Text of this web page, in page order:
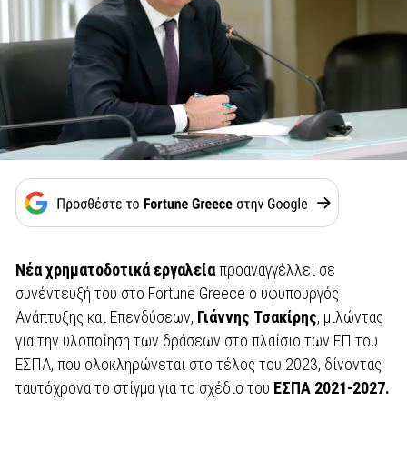
Νέα χρηματοδοτικά εργαλείαπροαναγγέλλει σε
συνέντευξή του στο Fortune Greece ο υφυπουργός
Ανάπτυξης και Επενδύσεων, Γιάννης Τσακίρης, μιλώντας
για την υλοποίηση των δράσεων στο πλαίσιο των ΕΠ του
ΕΣΠΑ, που ολοκληρώνεται στο τέλος του 2023, δίνοντας
ταυτόχρονα το στίγμα για το σχέδιο του ΕΣΠΑ 2021-2027.